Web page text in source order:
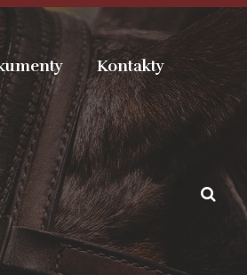
Kontakty